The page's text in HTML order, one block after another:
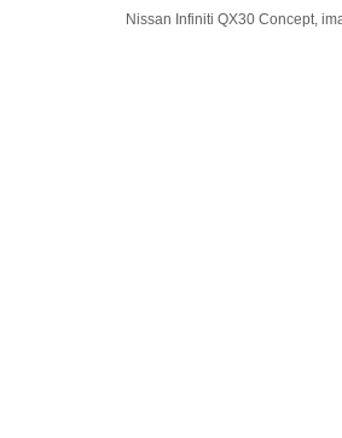
Nissan Infiniti QX30 Concept,